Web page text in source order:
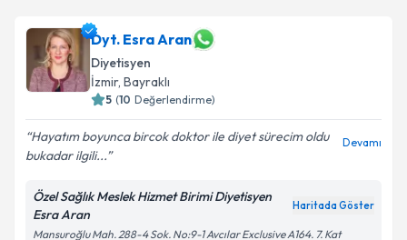
Dyt. Esra Aran
Diyetisyen
İzmir, Bayraklı
5 (10 Değerlendirme)
Hayatım boyunca bircok doktor ile diyet sürecim oldu
bukadar ilgili...
Devamı
Özel Sağlık Meslek Hizmet Birimi Diyetisyen
Esra Aran
Haritada Göster
Mansuroğlu Mah. 288-4 Sok. No:9-1 Avcılar Exclusive A164. 7. Kat